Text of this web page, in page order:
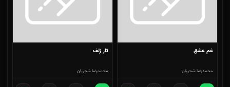
غم عشق
محمدرضا شجریان
تار زلف
محمدرضا شجریان